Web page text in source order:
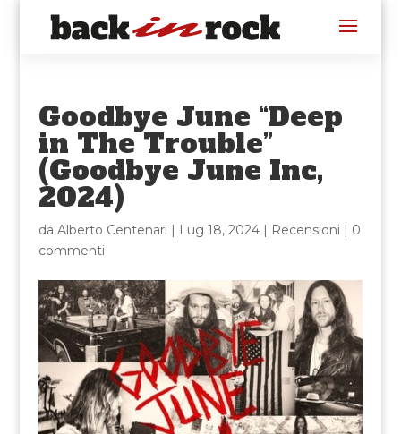
Goodbye June “Deep
in The Trouble”
(Goodbye June Inc,
2024)
da Alberto Centenari | Lug 18, 2024| Recensioni | 0
commenti